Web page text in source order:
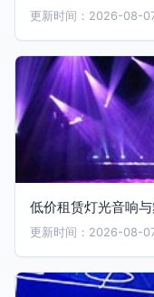
更新时间：2026-08-
低价租赁灯光音响
更新时间：2026-08-